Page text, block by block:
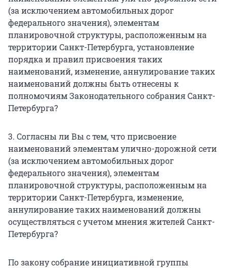
(за исключением автомобильных дорог
федерального значения), элементам
планировочной структуры, расположенным на
территории Санкт-Петербурга, установление
порядка и правил присвоения таких
наименований, изменение, аннулирование таких
наименований должны быть отнесены к
полномочиям Законодательного собрания Санкт-
Петербурга?
3. Согласны ли Вы с тем, что присвоение
наименований элементам улично-дорожной сети
(за исключением автомобильных дорог
федерального значения), элементам
планировочной структуры, расположенным на
территории Санкт-Петербурга, изменение,
аннулирование таких наименований должны
осуществляться с учетом мнения жителей Санкт-
Петербурга?
По закону собрание инициативной группы